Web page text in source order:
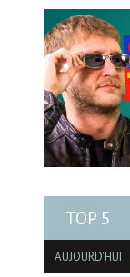
TOP 5
AUJOURD'HUI